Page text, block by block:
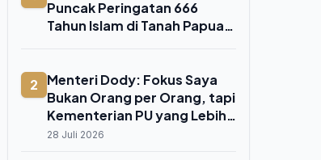
sebagai Tersangka TPPU
Puncak Peringatan 666
Tahun Islam di Tanah Papua
2
Menteri Dody: Fokus Saya
Bukan Orang per Orang, tapi
Kementerian PU yang Lebih
Kokoh
28 Juli 2026